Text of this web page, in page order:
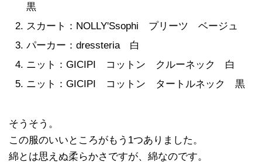
黒
スカート：NOLLY'Ssophi プリーツ ベージュ
パーカー：dressteria 白
ニット：GICIPI コットン クルーネック 白
ニット：GICIPI コットン タートルネック 黒
そうそう。
この服のいいところがもう1つありました。
綿とは思えぬ柔らかさですが、綿なのです。